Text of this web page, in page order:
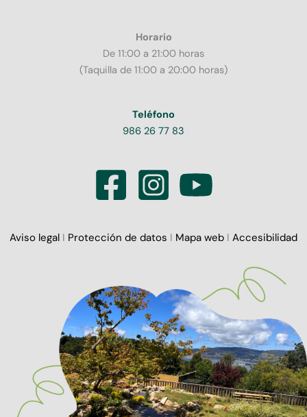
Horario
De 11:00 a 21:00 horas
(Taquilla de 11:00 a 20:00 horas)
Teléfono
986 26 77 83
Aviso legal I Protección de datos I Mapa web I Accesibilidad